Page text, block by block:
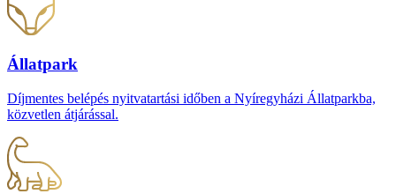
Állatpark
Díjmentes belépés nyitvatartási időben a Nyíregyházi Állatparkba,
közvetlen átjárással.